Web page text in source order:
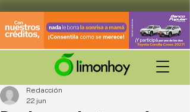
Redacción
22 jun